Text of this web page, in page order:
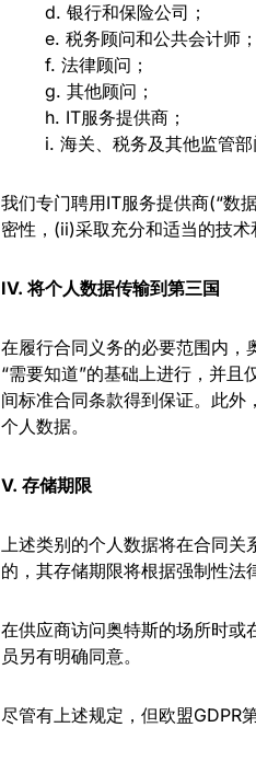
d. 银行和保险公司；
e. 税务顾问和公共会计师；
f. 法律顾问；
g. 其他顾问；
h. IT服务提供商；
i. 海关、税务及其他监管部
我们专门聘用IT服务提供商(“数
密性，(ii)采取充分和适当的技
IV. 将个人数据传输到第三国
在履行合同义务的必要范围内，
“需要知道”的基础上进行，并
间标准合同条款得到保证。此
个人数据。
V. 存储期限
上述类别的个人数据将在合同关
的，其存储期限将根据强制性法
在供应商访问奥特斯的场所时或
员另有明确同意。
尽管有上述规定，但欧盟GDPR